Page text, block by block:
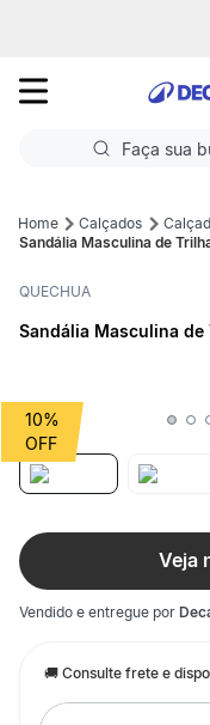
Faça sua busca aqui
2
4ºVolei
ºFutebol Campo
Calçados
Sandália Masculina de
QUECHUA
Sandália Masculina de
10%
Veja
Vendido e entregue por